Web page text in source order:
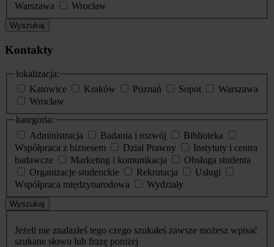
Warszawa
Wrocław
Wyszukaj
Kontakty
lokalizacja:
Katowice
Kraków Poznań Sopot
Warszawa
Wrocław
kategoria:
Administracja
Badania i rozwój
Biblioteka
Współpraca z biznesem
Dział Prawny
Instytuty i centra
badawcze
Marketing i komunikacja
Obsługa studenta
Organizacje studenckie
Rekrutacja
Usługi
Współpraca międzynarodowa
Wydziały
Wyszukaj
Jeżeli nie znalazłeś tego czego szukałeś zawsze możesz wpisać
szukane słowo lub frazę poniżej